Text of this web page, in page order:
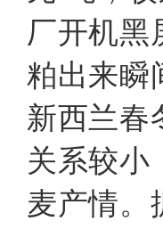
厂开机黑
粕出来瞬
新西兰春
关系较小
麦产情。